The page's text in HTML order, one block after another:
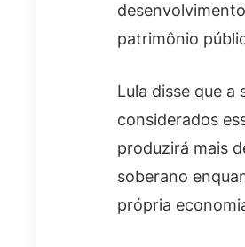
patrimônio
Lula disse que a
considerados
produzirá mais
soberano
própria